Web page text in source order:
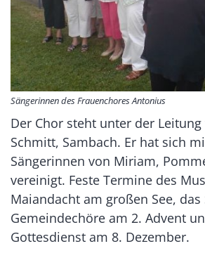
Sängerinnen des Frauenchores Antonius
Der Chor steht unter der
Schmitt, Sambach. Er hat sich
Sängerinnen von Miriam,
vereinigt. Feste Termine des
Maiandacht am großen See, das
Gemeindechöre am 2. Advent
Gottesdienst am 8. Dezember.